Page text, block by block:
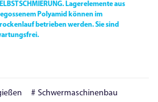
Lagerelemente aus
Polyamid können im
Trockenlauf betrieben werden. Sie sind
Schwermaschinenbau